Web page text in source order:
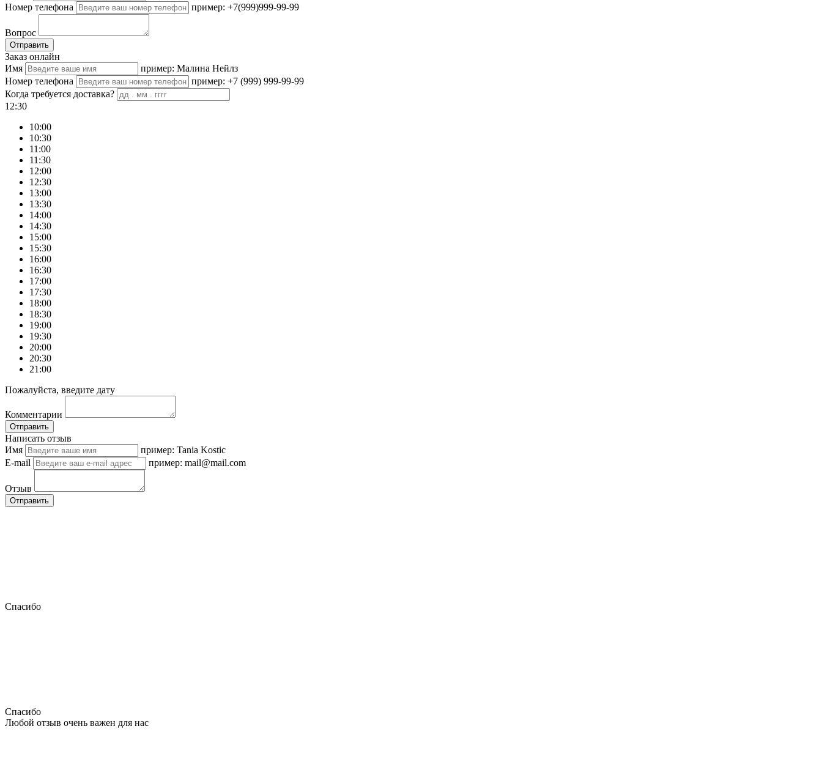
Номер телефона
пример: +7(999)999-99-99
Вопрос
Отправить
Заказ онлайн
Имя
пример: Малина Нейлз
Номер телефона
пример: +7 (999) 999-99-99
Когда требуется доставка?
12:30
10:00
10:30
11:00
11:30
12:00
12:30
13:00
13:30
14:00
14:30
15:00
15:30
16:00
16:30
17:00
17:30
18:00
18:30
19:00
19:30
20:00
20:30
21:00
Пожалуйста, введите дату
Комментарии
Отправить
Написать отзыв
Имя
пример: Tania Kostic
E-mail
пример: mail@mail.com
Отзыв
Отправить
Спасибо
Спасибо
Любой отзыв очень важен для нас